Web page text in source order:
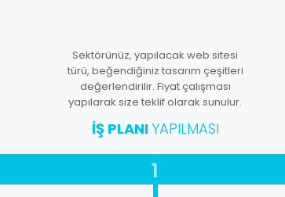
İŞ PLANIYAPILMASI
Sektörünüz, yapılacak web sitesi
türü, beğendiğiniz tasarım çeşitleri
değerlendirilir. Fiyat çalışması
yapılarak size teklif olarak sunulur.
1